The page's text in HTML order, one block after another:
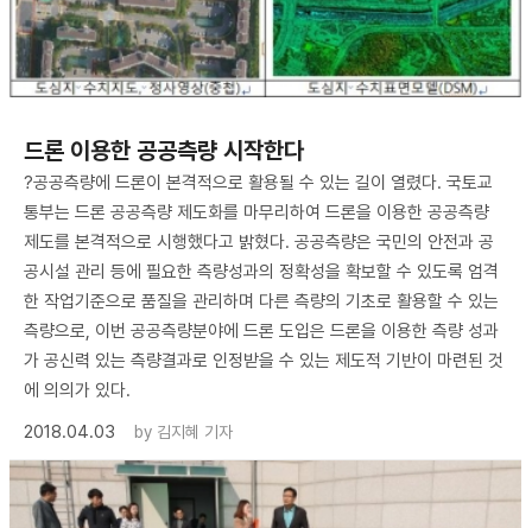
드론 이용한 공공측량 시작한다
?공공측량에 드론이 본격적으로 활용될 수 있는 길이 열렸다. 국토교
통부는 드론 공공측량 제도화를 마무리하여 드론을 이용한 공공측량
제도를 본격적으로 시행했다고 밝혔다. 공공측량은 국민의 안전과 공
공시설 관리 등에 필요한 측량성과의 정확성을 확보할 수 있도록 엄격
한 작업기준으로 품질을 관리하며 다른 측량의 기초로 활용할 수 있는
측량으로, 이번 공공측량분야에 드론 도입은 드론을 이용한 측량 성과
가 공신력 있는 측량결과로 인정받을 수 있는 제도적 기반이 마련된 것
에 의의가 있다.
2018.04.03
by 김지혜 기자